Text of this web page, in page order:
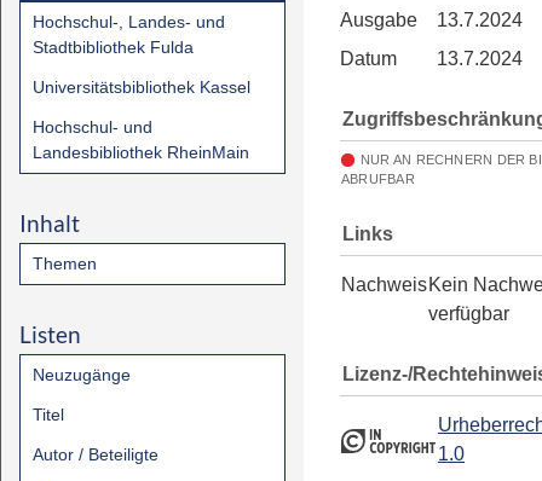
Hochschul-, Landes- und
Stadtbibliothek Fulda
Universitätsbibliothek Kassel
Hochschul- und
Landesbibliothek RheinMain
Inhalt
Themen
Listen
Neuzugänge
Titel
Autor / Beteiligte
Ausgabe
13.7.2024
Datum
13.7.2024
NUR AN RECHNERN DER
ABRUFBAR
Links
NachweisKein
verfügbar
Lizenz-/
1.0